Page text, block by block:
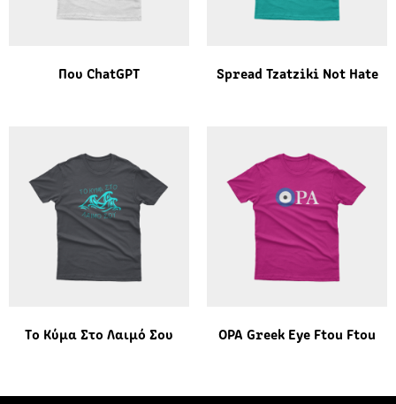
Που ChatGPT Spread Tzatziki Not Hate
Το Κύμα Στο Λαιμό Σου OPA Greek Eye Ftou Ftou